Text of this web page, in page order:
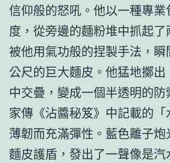
信仰般的怒吼。他以一種專
度，從旁邊的麵粉堆中抓起
被他用氣功般的捏製手法，
公尺的巨大麵皮。他猛地擲
中交疊，變成一個半透明的
家傳《沾醬秘笈》中記載的「
薄韌而充滿彈性。藍色離子
麵皮護盾，發出了一聲像是汽